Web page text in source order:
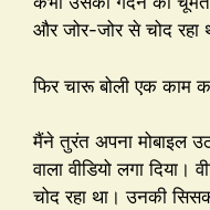
और जोर-जोर से चोद रहा
फिर चारू बोली एक काम
मैंने तुरंत अपना मोबाइल
वाला वीडियो लगा
चोद रहा था। उनकी